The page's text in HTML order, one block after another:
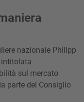
nazionale Philipp
intitolata
sul mercato
parte del Consiglio